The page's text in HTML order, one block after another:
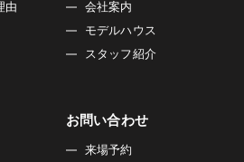
由
会社案内
モデルハウス
スタッフ紹介
お問い合わせ
来場予約